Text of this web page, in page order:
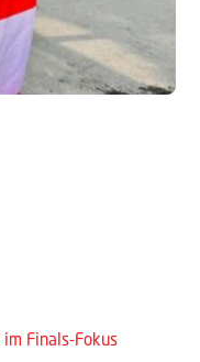
im Finals-Fokus